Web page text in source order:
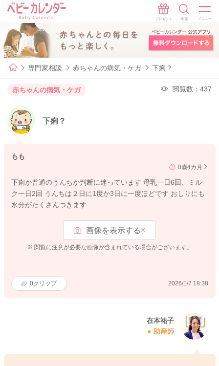
専門家相談 赤ちゃんの病気・ケガ 下痢？
赤ちゃんの病気・ケガ 閲覧数：437
下痢？
もも
0歳4カ月
下痢か普通のうんちか判断に迷っています 母乳一日6回、ミル
ク一日2回 うんちは２日に1度か3日に一度ほどです おしりにも
水分がたくさんつきます
画像を表示する※
※ 閲覧に注意が必要な画像が含まれている場合がございます。
0クリップ 2026/1/7 18:38
在本祐子
助産師